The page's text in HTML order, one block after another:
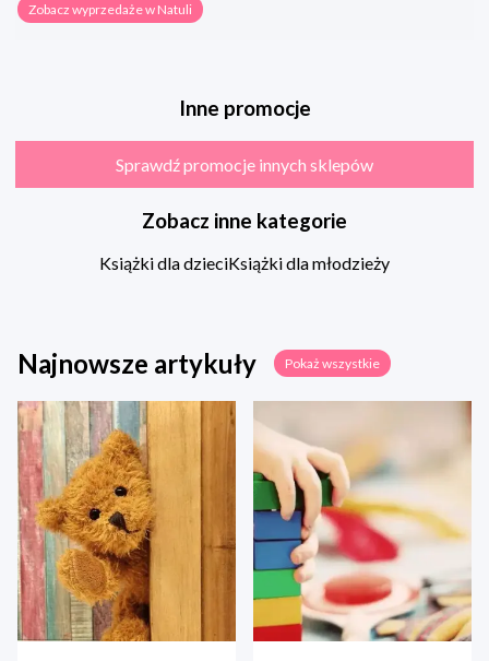
Zobacz wyprzedaże w Natuli
Inne promocje
Sprawdź promocje innych sklepów
Zobacz inne kategorie
Książki dla dzieciKsiążki dla młodzieży
Najnowsze artykuły Pokaż wszystkie